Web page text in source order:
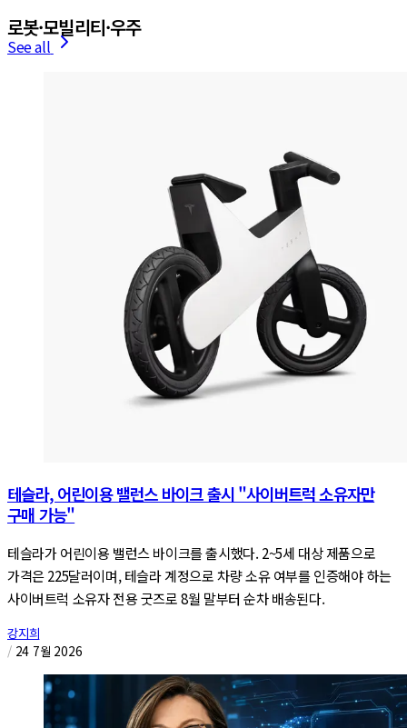
로봇·모빌리티·우주
See all
테슬라, 어린이용 밸런스 바이크 출시 "사이버트럭 소유자만
구매 가능"
테슬라가 어린이용 밸런스 바이크를 출시했다. 2~5세 대상 제품으로
가격은 225달러이며, 테슬라 계정으로 차량 소유 여부를 인증해야 하는
사이버트럭 소유자 전용 굿즈로 8월 말부터 순차 배송된다.
강지희
/ 24 7월 2026